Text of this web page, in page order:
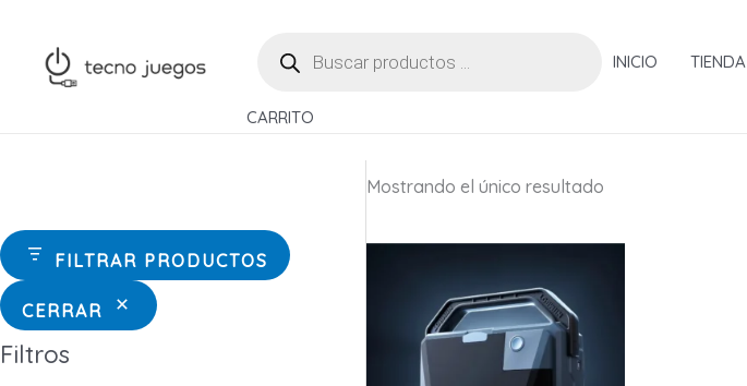
contenido
PRODUCTOS
INICIO TIENDA
CARRITO
FILTRAR PRODUCTOS
CERRAR
Filtros
Mostrando el único resultado